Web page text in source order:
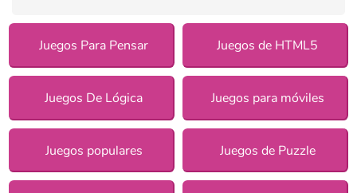
Juegos Para Pensar Juegos de HTML5
Juegos De Lógica Juegos para móviles
Juegos populares Juegos de Puzzle